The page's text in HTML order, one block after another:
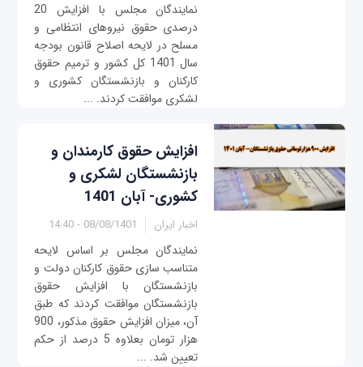
نمایندگان مجلس با افزایش 20
درصدی حقوق نیرو‌های انتظامی و
مسلح در لایحه اصلاح قانون بودجه
سال 1401 کل کشور و ترمیم حقوق
کارکنان و بازنشستگان کشوری و
لشکری موافقت کردند. ...
افزایش حقوق کارمندان و
بازنشستگان لشکری و
کشوری- آبان 1401
اخبار ایران 08/08/1401 - 14:40
نمایندگان مجلس بر اساس لایحه
متناسب سازی حقوق کارکنان دولت و
بازنشستگان با افزایش حقوق
بازنشستگان موافقت کردند که طبق
آن، میزان افزایش حقوق مذکور، 900
هزار تومان بعلاوه 5 درصد از حکم
تعیین شد. ...